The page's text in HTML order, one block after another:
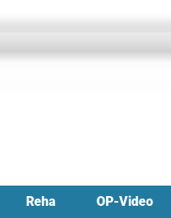
Reha OP-Video